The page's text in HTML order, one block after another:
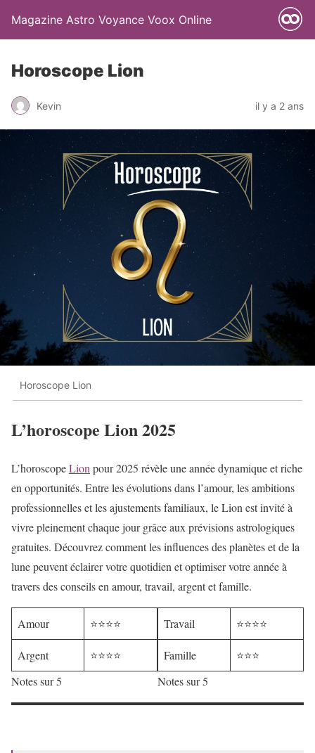
Magazine Astro Voyance Voox Online
Horoscope Lion
Kevin il y a 2 ans
Horoscope Lion
L’horoscope Lion 2025
L’horoscopeLion pour 2025 révèle une année dynamique et riche
en opportunités. Entre les évolutions dans l’amour, les ambitions
professionnelles et les ajustements familiaux, le Lion est invité à
vivre pleinement chaque jour grâce aux prévisions astrologiques
gratuites. Découvrez comment les influences des planètes et de la
lune peuvent éclairer votre quotidien et optimiser votre année à
travers des conseils en amour, travail, argent et famille.
Amour ⭐⭐⭐⭐
Argent
⭐⭐⭐⭐
Notes sur 5
Travail ⭐⭐⭐⭐
Famille
⭐⭐⭐
Notes sur 5